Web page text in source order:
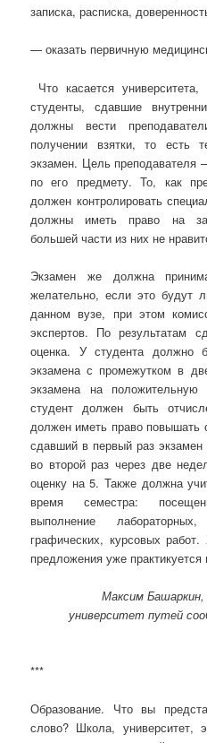
записка, расписка,
— оказать первичную
Что касается
студенты, сдавшие
должны вести
получении взятки, то есть
экзамен. Цель преподавателя
по его предмету. То, как
должен контролировать
должны иметь право на
большей части из них не
Экзамен же должна
желательно, если это будут
данном вузе, при этом
экспертов. По результатам
оценка. У студента должно
экзамена с промежутком в
экзамена на
студент должен быть
должен иметь право повышать
сдавший в первый раз
во второй раз через две
оценку на 5. Также должна
время семестра:
выполнение
графических, курсовых
предложения уже
Максим
университет путей
***
Образование. Что вы
слово? Школа,